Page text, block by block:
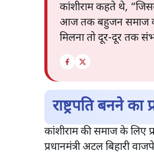
कांशीराम कहते थे,
आज तक बहुजन समाज को
मिलना तो दूर-दूर तक
राष्ट्रपति बनने का
कांशीराम की समाज के लिए
प्रधानमंत्री अटल बिहारी